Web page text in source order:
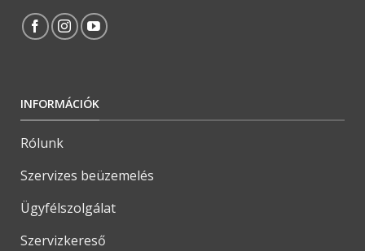
INFORMÁCIÓK
Rólunk
Szervizes beüzemelés
Ügyfélszolgálat
Szervizkereső